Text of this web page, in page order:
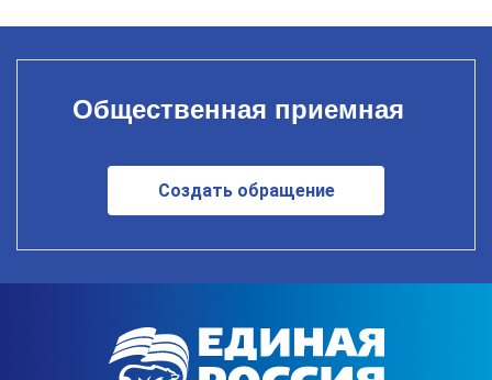
Общественная приемная
Создать обращение